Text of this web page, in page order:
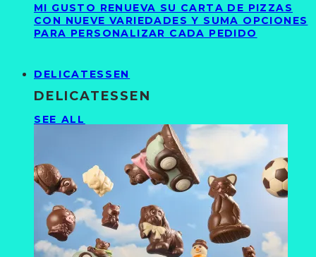
MI GUSTO RENUEVA SU CARTA DE PIZZAS
CON NUEVE VARIEDADES Y SUMA OPCIONES
PARA PERSONALIZAR CADA PEDIDO
DELICATESSEN
DELICATESSEN
SEE ALL